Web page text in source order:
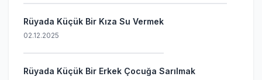
Rüyada Küçük Bir Kıza Su Vermek
02.12.2025
Rüyada Küçük Bir Erkek Çocuğa Sarılmak